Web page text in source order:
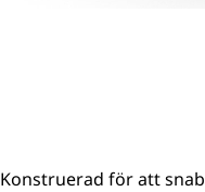
Konstruerad för att